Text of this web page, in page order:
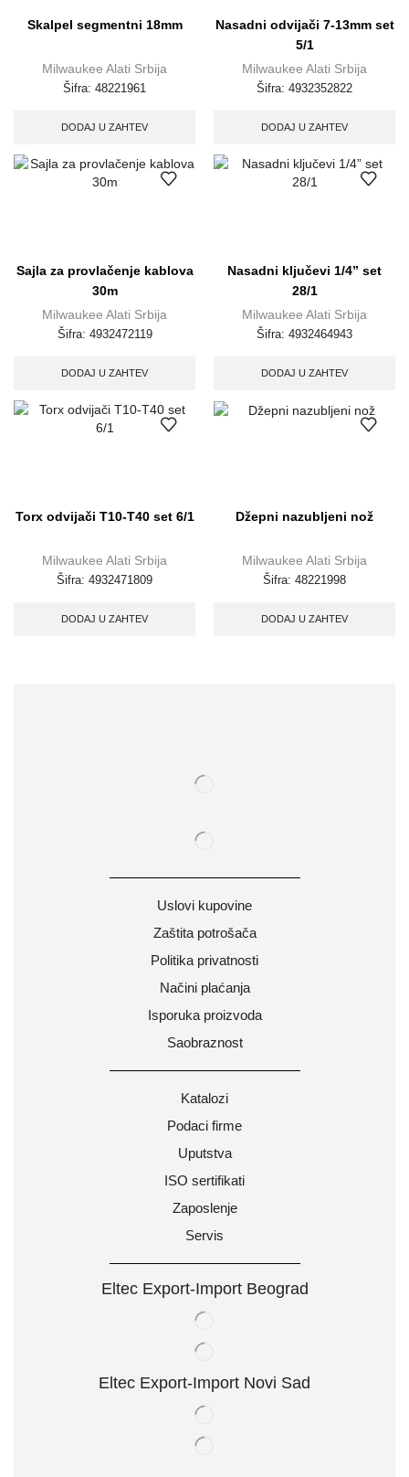
Skalpel segmentni 18mm
Milwaukee Alati Srbija
Šifra: 48221961
DODAJ U ZAHTEV
Nasadni odvijači 7-13mm set
5/1
Milwaukee Alati Srbija
Šifra: 4932352822
DODAJ U ZAHTEV
Sajla za provlačenje kablova
30m
Milwaukee Alati Srbija
Šifra: 4932472119
DODAJ U ZAHTEV
Nasadni ključevi 1/4” set
28/1
Milwaukee Alati Srbija
Šifra: 4932464943
DODAJ U ZAHTEV
Torx odvijači T10-T40 set 6/1
Milwaukee Alati Srbija
Šifra: 4932471809
DODAJ U ZAHTEV
Džepni nazubljeni nož
Milwaukee Alati Srbija
Šifra: 48221998
DODAJ U ZAHTEV
Uslovi kupovine
Zaštita potrošača
Politika privatnosti
Načini plaćanja
Isporuka proizvoda
Saobraznost
Katalozi
Podaci firme
Uputstva
ISO sertifikati
Zaposlenje
Servis
Eltec Export-Import Beograd
Eltec Export-Import Novi Sad